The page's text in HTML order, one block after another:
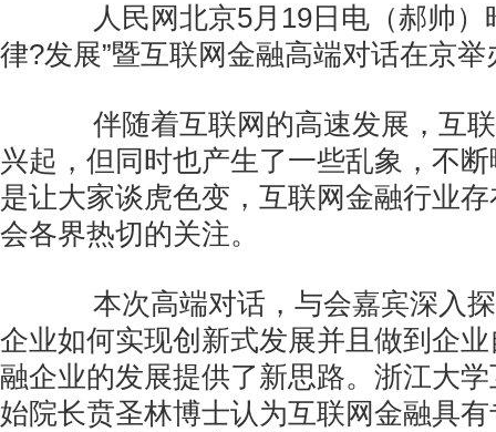
人民网北京5月19日电（郝帅）
律?发展”暨互联网金融高端对话在京举
伴随着互联网的高速发展，互联
兴起，但同时也产生了一些乱象，不
是让大家谈虎色变，互联网金融行业
会各界热切的关注。
本次高端对话，与会嘉宾深入探
企业如何实现创新式发展并且做到企
融企业的发展提供了新思路。浙江大
始院长贲圣林博士认为互联网金融具